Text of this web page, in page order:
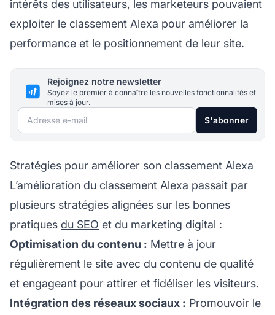
intérêts des utilisateurs, les marketeurs pouvaient
exploiter le classement Alexa pour améliorer la
performance et le positionnement de leur site.
Rejoignez notre newsletter
Soyez le premier à connaître les nouvelles fonctionnalités et
mises à jour.
Adresse e-mail S'abonner
Stratégies pour améliorer son classement Alexa
L’amélioration du classement Alexa passait par
plusieurs stratégies alignées sur les bonnes
pratiques du SEO et du marketing digital :
Optimisation du contenu : Mettre à jour
régulièrement le site avec du contenu de qualité
et engageant pour attirer et fidéliser les visiteurs.
Intégration des réseaux sociaux : Promouvoir le